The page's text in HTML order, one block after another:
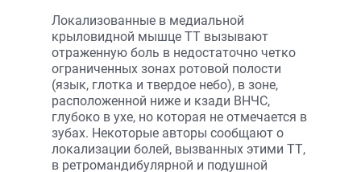
Локализованные в медиальной
крыловидной мышце ТТ вызывают
отраженную боль в недостаточно четко
ограниченных зонах ротовой полости
(язык, глотка и твердое небо), в зоне,
расположенной ниже и кзади ВНЧС,
глубоко в ухе, но которая не отмечается в
зубах. Некоторые авторы сообщают о
локализации болей, вызванных этими ТТ,
в ретромандибулярной и подушной